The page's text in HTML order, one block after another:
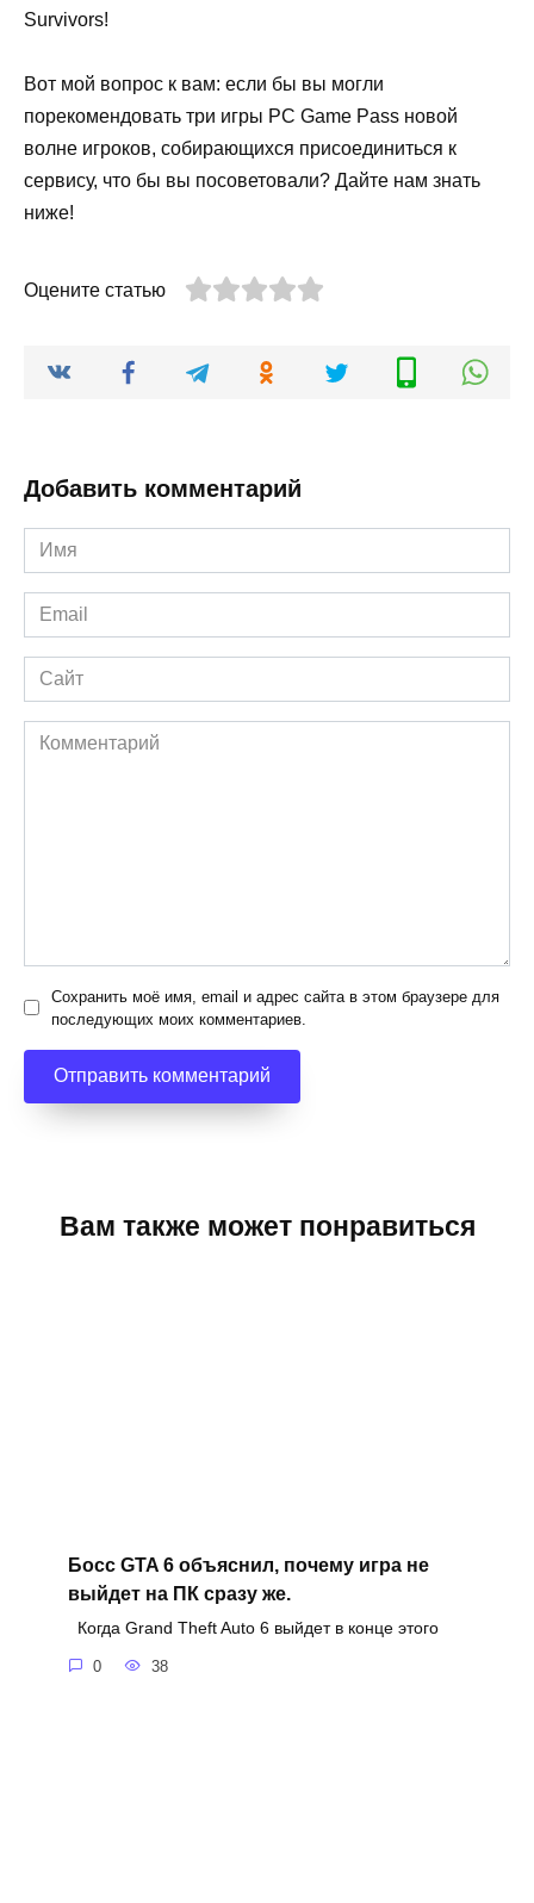
Survivors!
Вот мой вопрос к вам: если бы вы могли
порекомендовать три игры PC Game Pass новой
волне игроков, собирающихся присоединиться к
сервису, что бы вы посоветовали? Дайте нам знать
ниже!
Оцените статью
Добавить комментарий
Имя
*
Email
*
Сайт
Комментарий
Сохранить моё имя, email и адрес сайта в этом браузере для
последующих моих комментариев.
Вам также может понравиться
Босс GTA 6 объяснил, почему игра не
выйдет на ПК сразу же.
Когда Grand Theft Auto 6 выйдет в конце этого
0 38